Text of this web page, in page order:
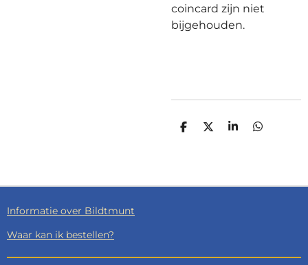
coincard zijn niet
bijgehouden.
D
D
S
D
Informatie over Bildtmunt
Waar kan ik bestellen?